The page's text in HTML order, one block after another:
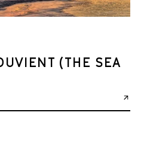
(THE SEA